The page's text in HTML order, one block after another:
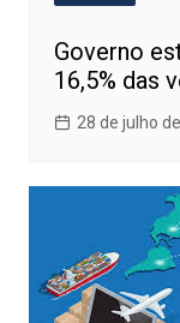
Governo
16,5% das
28 de julho